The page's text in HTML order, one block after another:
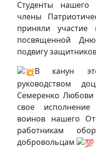
Студенты нашего
члены
приняли участие
посвященной
подвигу
В канун
руководством
Семеренко Любови
свое
воинов нашего
работникам
добровольцам